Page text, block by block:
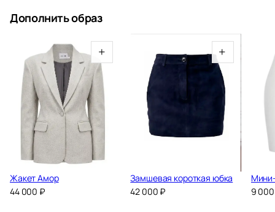
Дополнить образ
+
Жакет Амор
44 000 ₽
+
Замшевая короткая юбка
42 000 ₽
9